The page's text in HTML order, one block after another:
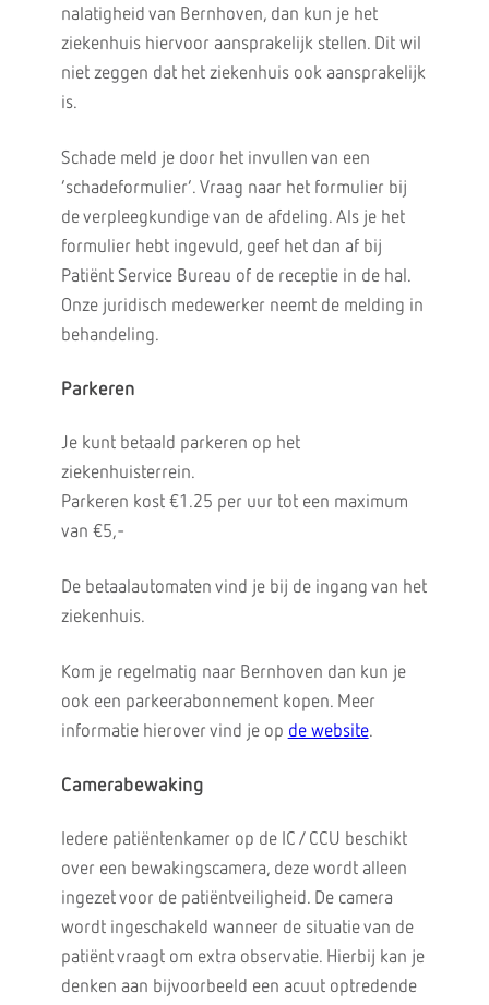
nalatigheid van Bernhoven, dan kun je het
ziekenhuis hiervoor aansprakelijk stellen. Dit wil
niet zeggen dat het ziekenhuis ook aansprakelijk
is.
Schade meld je door het invullen van een
‘schadeformulier’. Vraag naar het formulier bij
de verpleegkundige van de afdeling. Als je het
formulier hebt ingevuld, geef het dan af bij
Patiënt Service Bureau of de receptie in de hal.
Onze juridisch medewerker neemt de melding in
behandeling.
Parkeren
Je kunt betaald parkeren op het
ziekenhuisterrein.
Parkeren kost €1.25 per uur tot een maximum
van €5,-
De betaalautomaten vind je bij de ingang van het
ziekenhuis.
Kom je regelmatig naar Bernhoven dan kun je
ook een parkeerabonnement kopen. Meer
informatie hierover vind je op de website.
Camerabewaking
Iedere patiëntenkamer op de IC / CCU beschikt
over een bewakingscamera, deze wordt alleen
ingezet voor de patiëntveiligheid. De camera
wordt ingeschakeld wanneer de situatie van de
patiënt vraagt om extra observatie. Hierbij kan je
denken aan bijvoorbeeld een acuut optredende